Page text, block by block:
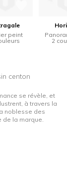
peint
2
centon
se révèle, et
à travers la
noblesse des
de la marque.